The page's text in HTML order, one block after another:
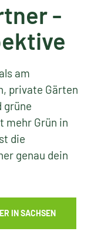
-
am
private Gärten
grüne
mehr Grün in
die
genau dein
IN SACHSEN